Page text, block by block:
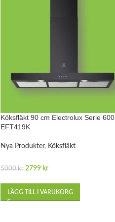
Köksfläkt 90 cm Electrolux Serie 600
EFT419K
Nya Produkter, Köksfläkt
5000kr 2799 kr
LÄGG TILL I VARUKORG